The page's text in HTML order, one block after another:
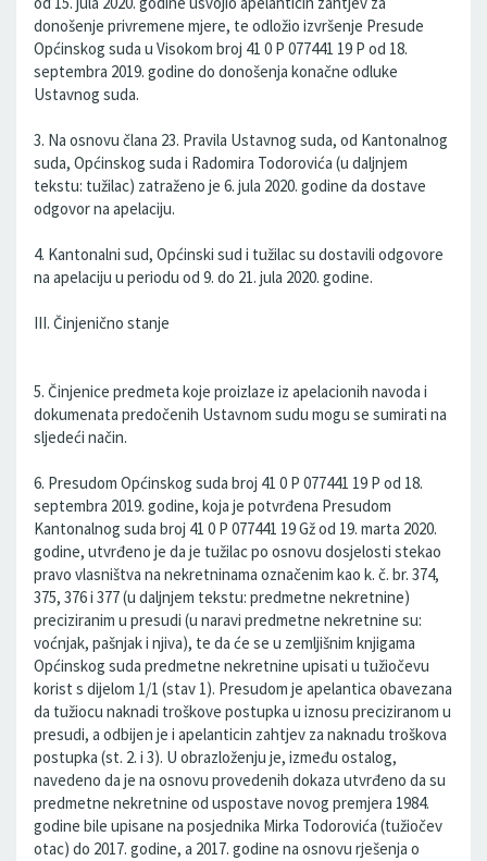
donošenje privremene mjere, te odložio izvršenje Presude
Općinskog suda u Visokom broj 41 0 P 077441 19 P od 18.
septembra 2019. godine do donošenja konačne odluke
Ustavnog suda.
3. Na osnovu člana 23. Pravila Ustavnog suda, od Kantonalnog
suda, Općinskog suda i Radomira Todorovića (u daljnjem
tekstu: tužilac) zatraženo je 6. jula 2020. godine da dostave
odgovor na apelaciju.
4. Kantonalni sud, Općinski sud i tužilac su dostavili odgovore
na apelaciju u periodu od 9. do 21. jula 2020. godine.
III. Činjenično stanje
5. Činjenice predmeta koje proizlaze iz apelacionih navoda i
dokumenata predočenih Ustavnom sudu mogu se sumirati na
sljedeći način.
6. Presudom Općinskog suda broj 41 0 P 077441 19 P od 18.
septembra 2019. godine, koja je potvrđena Presudom
Kantonalnog suda broj 41 0 P 077441 19 Gž od 19. marta 2020.
godine, utvrđeno je da je tužilac po osnovu dosjelosti stekao
pravo vlasništva na nekretninama označenim kao k. č. br. 374,
375, 376 i 377 (u daljnjem tekstu: predmetne nekretnine)
preciziranim u presudi (u naravi predmetne nekretnine su:
voćnjak, pašnjak i njiva), te da će se u zemljišnim knjigama
Općinskog suda predmetne nekretnine upisati u tužiočevu
korist s dijelom 1/1 (stav 1). Presudom je apelantica obavezana
da tužiocu naknadi troškove postupka u iznosu preciziranom u
presudi, a odbijen je i apelanticin zahtjev za naknadu troškova
postupka (st. 2. i 3). U obrazloženju je, između ostalog,
navedeno da je na osnovu provedenih dokaza utvrđeno da su
predmetne nekretnine od uspostave novog premjera 1984.
godine bile upisane na posjednika Mirka Todorovića (tužiočev
otac) do 2017. godine, a 2017. godine na osnovu rješenja o